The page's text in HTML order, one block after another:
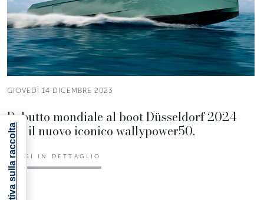
GIOVEDÌ 14 DICEMBRE 2023
Debutto mondiale al boot Düsseldorf 2024
per il nuovo iconico wallypower50.
LEGGI IN DETTAGLIO